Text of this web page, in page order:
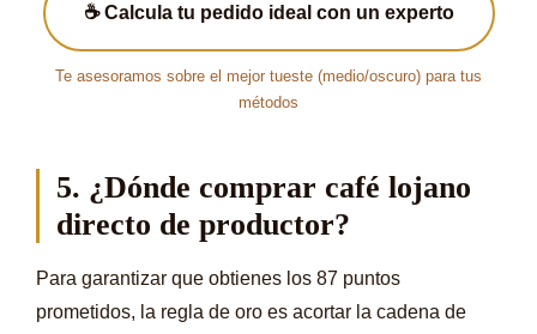
☕ Calcula tu pedido ideal con un experto
Te asesoramos sobre el mejor tueste (medio/oscuro) para tus
métodos
5. ¿Dónde comprar café lojano
directo de productor?
Para garantizar que obtienes los 87 puntos
prometidos, la regla de oro es acortar la cadena de